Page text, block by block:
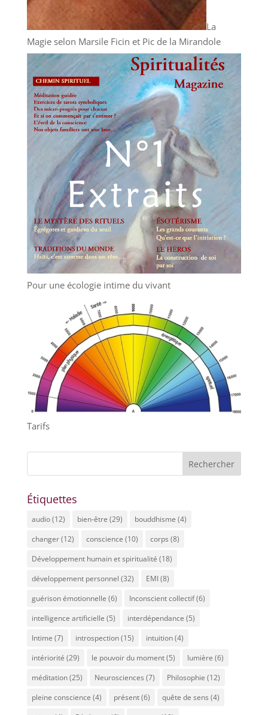
La
Magie selon Marsile Ficin et Pic de la Mirandole
Pour une écologie intime du vivant
Tarifs
Étiquettes
audio(12) bien-être (29) bouddhisme (4)
changer(12) conscience (10) corps (8)
Développement humain et spiritualité (18)
développement personnel (32) EMI(8)
guérison émotionnelle (6) Inconscient collectif(6)
intelligence artificielle (5) interdépendance (5)
Intime (7) introspection(15) intuition(4)
intériorité (29) le pouvoir du moment(5) lumière (6)
méditation(25) Neurosciences (7) Philosophie (12)
pleine conscience (4) présent(6) quête de sens (4)